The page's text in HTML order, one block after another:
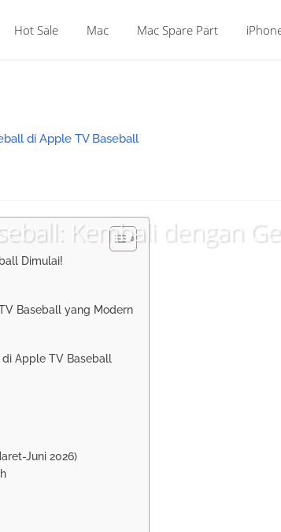
Hot Sale Mac Mac Spare Part
Kembali dengan
Dimulai!
Baseball yang Modern
Apple TV Baseball
Juni 2026)